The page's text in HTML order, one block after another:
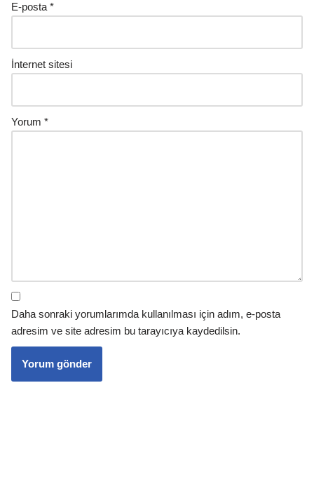
E-posta *
İnternet sitesi
Yorum *
Daha sonraki yorumlarımda kullanılması için adım, e-posta
adresim ve site adresim bu tarayıcıya kaydedilsin.